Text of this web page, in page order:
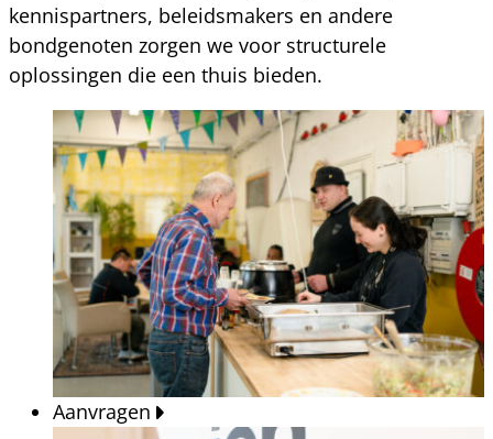
kennispartners, beleidsmakers en andere
bondgenoten zorgen we voor structurele
oplossingen die een thuis bieden.
Aanvragen